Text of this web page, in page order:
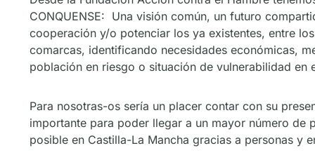
CONQUENSE: Una visión común, un futuro
cooperación y/o potenciar los ya existentes, entre
comarcas, identificando necesidades económicas,
población en riesgo o situación de vulnerabilidad
Para nosotras-os sería un placer contar con su
importante para poder llegar a un mayor número de
posible en Castilla-La Mancha gracias a personas y